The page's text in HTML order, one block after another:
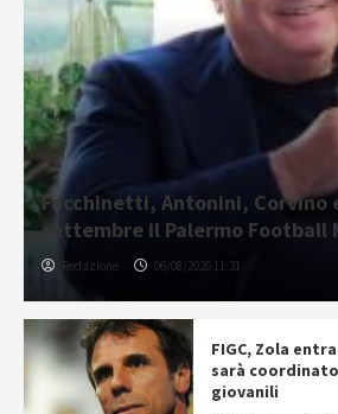
Facchinetti, Antonini, Corvino
settembre il Palermo Football
Redazione 06/08/2026 11:31
FIGC, Zola
sarà
giovanili